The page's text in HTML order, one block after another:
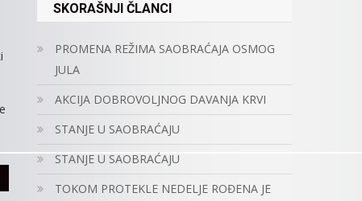
SKORAŠNJI ČLANCI
PROMENA REŽIMA SAOBRAĆAJA OSMOG
JULA
AKCIJA DOBROVOLJNOG DAVANJA KRVI
STANJE U SAOBRAĆAJU
STANJE U SAOBRAĆAJU
TOKOM PROTEKLE NEDELJE ROĐENA JE